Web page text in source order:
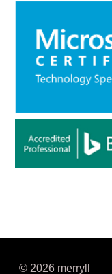
© 2026 merryll